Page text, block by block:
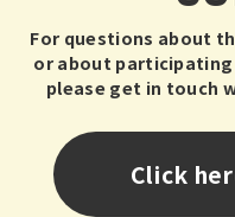
For questions about
or about
please get in touch
Click